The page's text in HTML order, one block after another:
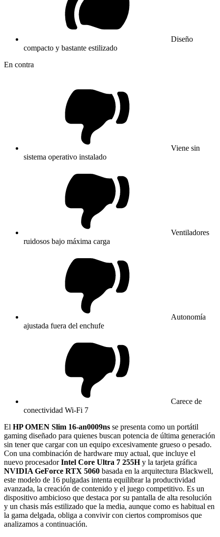
Diseño
compacto y bastante estilizado
En contra
Viene sin
sistema operativo instalado
Ventiladores
ruidosos bajo máxima carga
Autonomía
ajustada fuera del enchufe
Carece de
conectividad Wi-Fi 7
El HP OMEN Slim 16-an0009ns se presenta como un portátil
gaming diseñado para quienes buscan potencia de última generación
sin tener que cargar con un equipo excesivamente grueso o pesado.
Con una combinación de hardware muy actual, que incluye el
nuevo procesadorIntel Core Ultra 7 255Hy la tarjeta gráfica
NVIDIA GeForce RTX 5060 basada en la arquitectura Blackwell,
este modelo de 16 pulgadas intenta equilibrar la productividad
avanzada, la creación de contenido y el juego competitivo. Es un
dispositivo ambicioso que destaca por su pantalla de alta resolución
y un chasis más estilizado que la media, aunque como es habitual en
la gama delgada, obliga a convivir con ciertos compromisos que
analizamos a continuación.